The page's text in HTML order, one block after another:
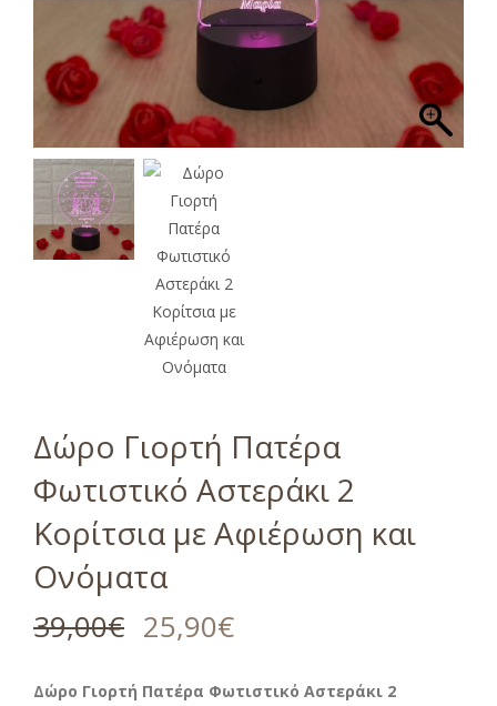
Δώρο Γιορτή Πατέρα
Φωτιστικό Αστεράκι 2
Κορίτσια με Αφιέρωση και
Ονόματα
39,00€ 25,90€
Δώρο Γιορτή Πατέρα Φωτιστικό Αστεράκι 2